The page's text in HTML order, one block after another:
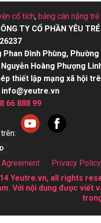
cổ tích, bảng cân nặng
TY CỔ PHẦN YÊU TRẺ
Phan Đình Phùng, Phường
Nguyễn Hoàng Phượng
thiết lập mạng xã hội
info@yeutre.vn
66 888 99
Privacy Policy
Yeutre.vn, all rights
Với nội dung được viết